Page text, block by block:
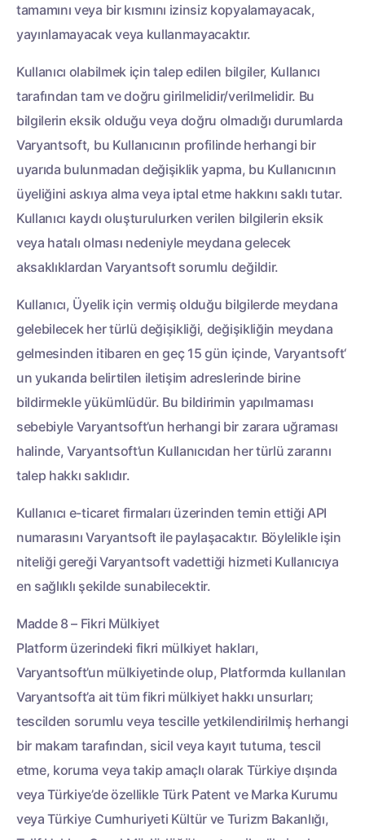
tamamını veya bir kısmını izinsiz kopyalamayacak,
yayınlamayacak veya kullanmayacaktır.
Kullanıcı olabilmek için talep edilen bilgiler, Kullanıcı
tarafından tam ve doğru girilmelidir/verilmelidir. Bu
bilgilerin eksik olduğu veya doğru olmadığı durumlarda
Varyantsoft, bu Kullanıcının profilinde herhangi bir
uyarıda bulunmadan değişiklik yapma, bu Kullanıcının
üyeliğini askıya alma veya iptal etme hakkını saklı tutar.
Kullanıcı kaydı oluşturulurken verilen bilgilerin eksik
veya hatalı olması nedeniyle meydana gelecek
aksaklıklardan Varyantsoft sorumlu değildir.
Kullanıcı, Üyelik için vermiş olduğu bilgilerde meydana
gelebilecek her türlü değişikliği, değişikliğin meydana
gelmesinden itibaren en geç 15 gün içinde, Varyantsoft‘
un yukarıda belirtilen iletişim adreslerinde birine
bildirmekle yükümlüdür. Bu bildirimin yapılmaması
sebebiyle Varyantsoft’un herhangi bir zarara uğraması
halinde, Varyantsoft’un Kullanıcıdan her türlü zararını
talep hakkı saklıdır.
Kullanıcı e-ticaret firmaları üzerinden temin ettiği API
numarasını Varyantsoft ile paylaşacaktır. Böylelikle işin
niteliği gereği Varyantsoft vadettiği hizmeti Kullanıcıya
en sağlıklı şekilde sunabilecektir.
Madde 8 – Fikri Mülkiyet
Platform üzerindeki fikri mülkiyet hakları,
Varyantsoft’un mülkiyetinde olup, Platformda kullanılan
Varyantsoft’a ait tüm fikri mülkiyet hakkı unsurları;
tescilden sorumlu veya tescille yetkilendirilmiş herhangi
bir makam tarafından, sicil veya kayıt tutuma, tescil
etme, koruma veya takip amaçlı olarak Türkiye dışında
veya Türkiye’de özellikle Türk Patent ve Marka Kurumu
veya Türkiye Cumhuriyeti Kültür ve Turizm Bakanlığı,